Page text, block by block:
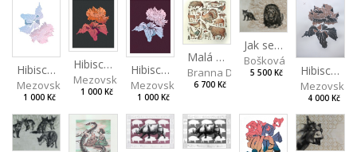
Hibiscus I
Mezovská Livia
1 000 Kč
Hibiscus III
Mezovská Livia
1 000 Kč
Hibiscus II
Mezovská Livia
1 000 Kč
Malá zvířata
Branna Dorota
6 700 Kč
Jak se liška poradila s rozumem
Bošková Radka
5 500 Kč Hibiscus BIO
Mezovská
4 000 Kč